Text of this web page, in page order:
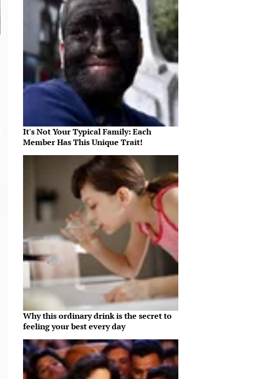
It's Not Your Typical Family: Each
Member Has This Unique Trait!
Why this ordinary drink is the secret to
feeling your best every day